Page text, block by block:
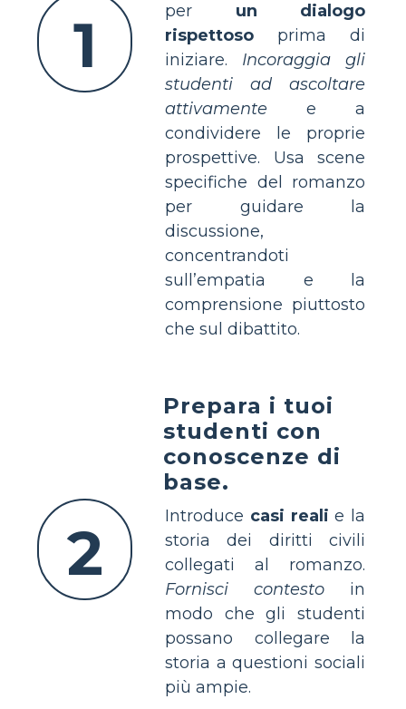
1
per un dialogo
rispettoso prima di
iniziare. Incoraggia gli
studenti ad ascoltare
attivamente e a
condividere le proprie
prospettive. Usa scene
specifiche del romanzo
per guidare la
discussione,
concentrandoti
sull’empatia e la
comprensione piuttosto
che sul dibattito.
2
Prepara i tuoi
studenti con
conoscenze di
base.
Introduce casi reali e la
storia dei diritti civili
collegati al romanzo.
Fornisci contesto in
modo che gli studenti
possano collegare la
storia a questioni sociali
più ampie.